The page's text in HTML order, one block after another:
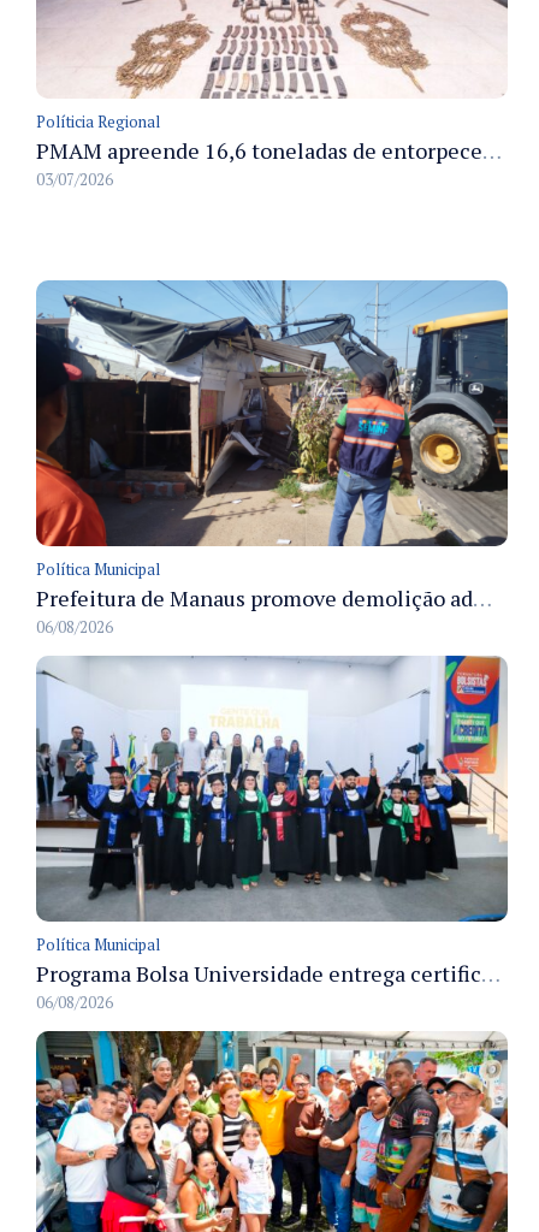
Políticia Regional
PMAM apreende 16,6 toneladas de entorpecentes e registra aumento nas prisões em flagrante e nas capturas de foragidos no primeiro semestre de 2026
03/07/2026
Política Municipal
Prefeitura de Manaus promove demolição administrativa de cinco estruturas que ocupavam calçada pública
06/08/2026
Política Municipal
Programa Bolsa Universidade entrega certificados a formandos em Manaus na sede do Executivo municipal
06/08/2026